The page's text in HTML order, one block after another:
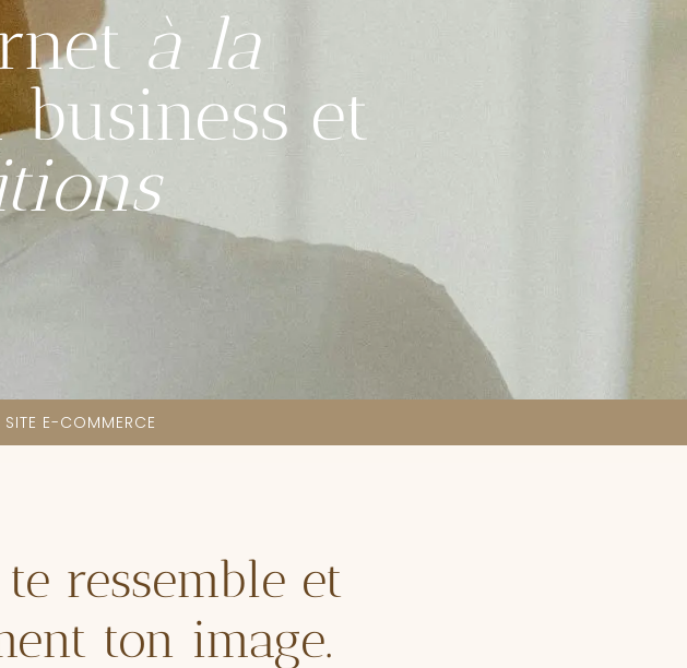
à la
business et
E-COMMERCE
ressemble et
ton image.